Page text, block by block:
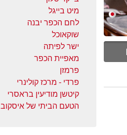
מיט בייגל
לחם הכפר יבנה
שוקאוכל
ישר לפיתה
מאפיית הכפר
פרמזן
פרדי - מרכז קולינרי
קיטשן מודיעין בראסרי
הטעם הביתי של איסקוב